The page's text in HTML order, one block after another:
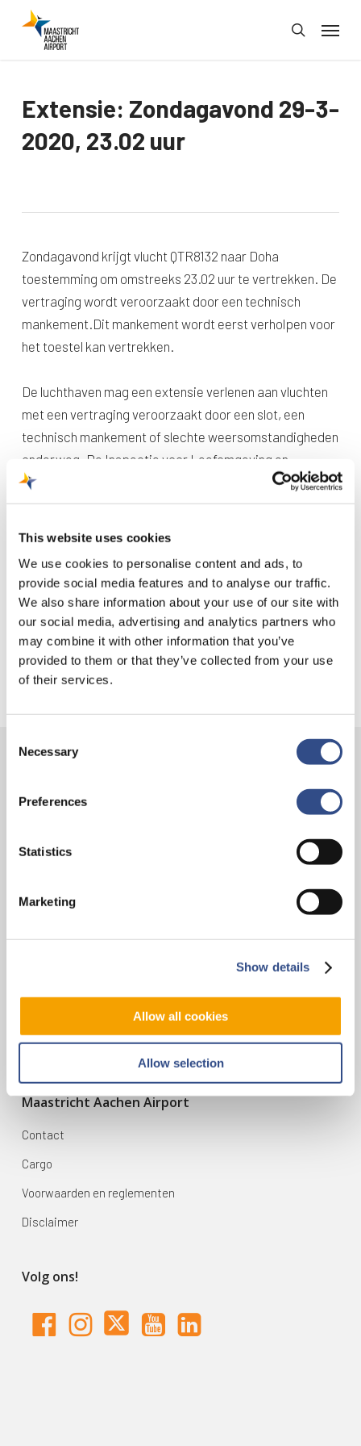
This website uses cookies
We use cookies to personalise content and ads, to
provide social media features and to analyse our traffic.
We also share information about your use of our site with
our social media, advertising and analytics partners who
may combine it with other information that you’ve
provided to them or that they’ve collected from your use
of their services.
Selection
Necessary
Preferences
Statistics
Marketing
Show details
Allow all cookies
Allow selection
search
Menu
Extensie: Zondagavond 29-3-
2020, 23.02 uur
Zondagavond krijgt vlucht QTR8132 naar Doha
toestemming om omstreeks 23.02 uur te vertrekken. De
vertraging wordt veroorzaakt door een technisch
mankement.Dit mankement wordt eerst verholpen voor
het toestel kan vertrekken.
De luchthaven mag een extensie verlenen aan vluchten
met een vertraging veroorzaakt door een slot, een
technisch mankement of slechte weersomstandigheden
onderweg. De Inspectie voor Leefomgeving en
Transport (ILenT) houdt hier toezicht op.
Een slot is de tijdperiode waarin een toestel mag
Control). Zij houden bij het toekennen van slots onder
andere rekening met de capaciteit in het luchtruim en
streven een zo optimale doorstroming van het
luchtverkeer na. Hierdoor kan het zijn dat vluchten later
mogen vertrekken dan ze eigenlijk gepland stonden.
Vliegveldweg 90
+31-(0)43-358 9898
Zoek & Boek
Maastricht Aachen Airport
Contact
Cargo
Voorwaarden en reglementen
Disclaimer
Volg ons!